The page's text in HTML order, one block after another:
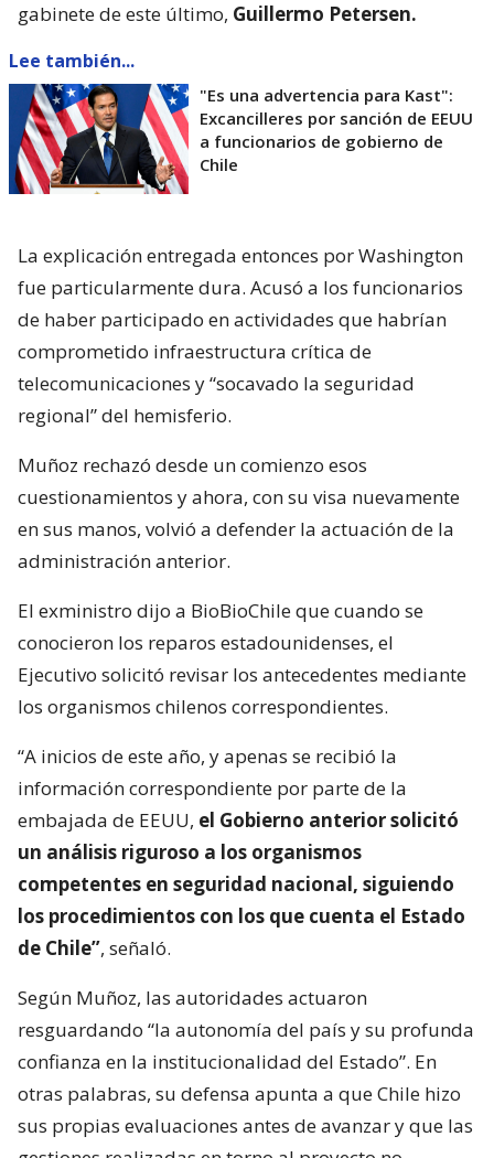
gabinete de este último, Guillermo Petersen.
Lee también...
"Es una advertencia para Kast":
Excancilleres por sanción de EEUU
a funcionarios de gobierno de
Chile
La explicación entregada entonces por Washington
fue particularmente dura. Acusó a los funcionarios
de haber participado en actividades que habrían
comprometido infraestructura crítica de
telecomunicaciones y “socavado la seguridad
regional” del hemisferio.
Muñoz rechazó desde un comienzo esos
cuestionamientos y ahora, con su visa nuevamente
en sus manos, volvió a defender la actuación de la
administración anterior.
El exministro dijo a BioBioChile que cuando se
conocieron los reparos estadounidenses, el
Ejecutivo solicitó revisar los antecedentes mediante
los organismos chilenos correspondientes.
“A inicios de este año, y apenas se recibió la
información correspondiente por parte de la
embajada de EEUU, el Gobierno anterior solicitó
un análisis riguroso a los organismos
competentes en seguridad nacional, siguiendo
los procedimientos con los que cuenta el Estado
de Chile”, señaló.
Según Muñoz, las autoridades actuaron
resguardando “la autonomía del país y su profunda
confianza en la institucionalidad del Estado”. En
otras palabras, su defensa apunta a que Chile hizo
sus propias evaluaciones antes de avanzar y que las